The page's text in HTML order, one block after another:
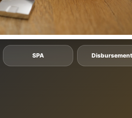
SPA Disbursement